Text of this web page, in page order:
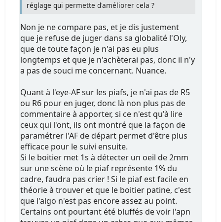
réglage qui permette d'améliorer cela ?
Non je ne compare pas, et je dis justement
que je refuse de juger dans sa globalité l'Oly,
que de toute façon je n'ai pas eu plus
longtemps et que je n'achèterai pas, donc il n'y
a pas de souci me concernant. Nuance.
Quant à l'eye-AF sur les piafs, je n'ai pas de R5
ou R6 pour en juger, donc là non plus pas de
commentaire à apporter, si ce n'est qu'à lire
ceux qui l'ont, ils ont montré que la façon de
paramétrer l'AF de départ permet d'être plus
efficace pour le suivi ensuite.
Si le boitier met 1s à détecter un oeil de 2mm
sur une scène où le piaf représente 1% du
cadre, faudra pas crier ! Si le piaf est facile en
théorie à trouver et que le boitier patine, c'est
que l'algo n'est pas encore assez au point.
Certains ont pourtant été bluffés de voir l'apn